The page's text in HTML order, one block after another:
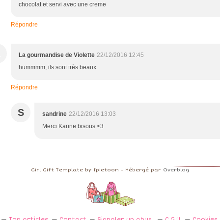
chocolat et servi avec une creme
Répondre
La gourmandise de Violette 22/12/2016 12:45
hummmm, ils sont très beaux
Répondre
S sandrine 22/12/2016 13:03
Merci Karine bisous <3
Girl Gift Template by Ipietoon - Hébergé par Overblog